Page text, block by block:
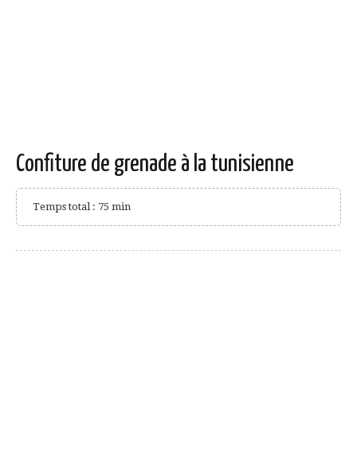
Confiture de grenade à la tunisienne
Temps total : 75 min